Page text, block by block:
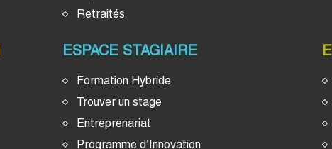
Retraités
ESPACE STAGIAIRE
Formation Hybride
Trouver un stage
Entreprenariat
Programme d’Innovation